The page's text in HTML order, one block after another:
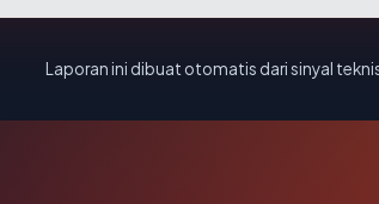
Laporan ini dibuat otomatis dari sinyal